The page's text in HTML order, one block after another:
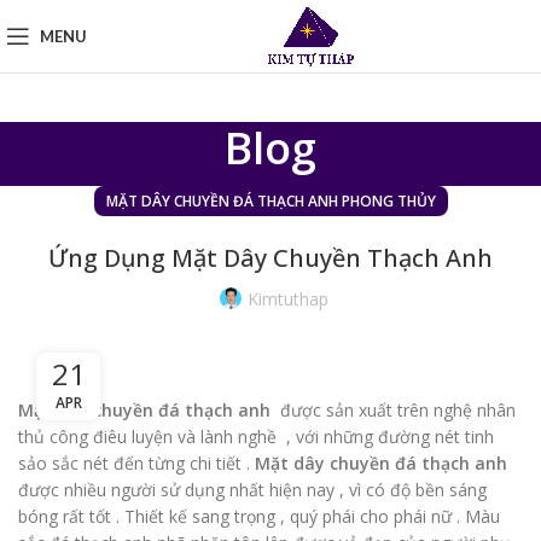
MENU
Blog
MẶT DÂY CHUYỀN ĐÁ THẠCH ANH PHONG THỦY
Ứng Dụng Mặt Dây Chuyền Thạch Anh
Kimtuthap
21
APR
Mặt dây chuyền đá thạch anh được sản xuất trên nghệ nhân
thủ công điêu luyện và lành nghề , với những đường nét tinh
sảo sắc nét đến từng chi tiết . Mặt dây chuyền đá thạch anh
được nhiều người sử dụng nhất hiện nay , vì có độ bền sáng
bóng rất tốt . Thiết kế sang trọng , quý phái cho phái nữ . Màu